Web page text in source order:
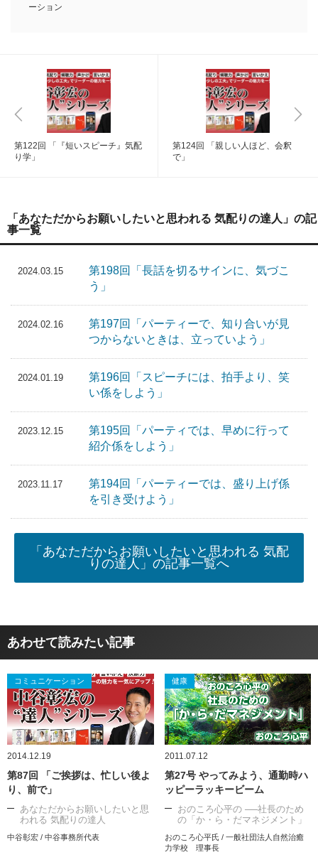
ーション
第122回 「『短いスピーチ』気配
り学」
第124回 「親しい人ほど、会釈
で」
「あなただからお願いしたいと思われる 気配りの達人」の記
事一覧
2024.03.15
第198回「長話を切るサインに、気づこ
う」
2024.02.16
第197回「パーティーで、知り合いが見
つからないときは、立っていよう」
2024.01.19
第196回「スピーチには、拍手より、笑
い係をしよう」
2023.12.15
第195回「パーティでは、早めに行って
紹介係をしよう」
2023.11.17
第194回「パーティーでは、盛り上げ係
を引き受けよう」
「あなただからお願いしたいと思われる 気配
りの達人」の記事一覧へ
あわせて読みたい記事
コミュニケーション
2014.12.19
第87回 「ご挨拶は、忙しい後よ
り、前で」
あなただからお願いしたいと思
われる 気配りの達人
中谷彰宏 / 中谷事務所代表
健康
2011.07.12
第27号 やってみよう、通勤時ハ
ッピーラッキービーム
おのころ心平の ──社長のため
の「か・ら・だマネジメント」
おのころ心平氏 / 一般社団法人自然治癒
力学校 理事長